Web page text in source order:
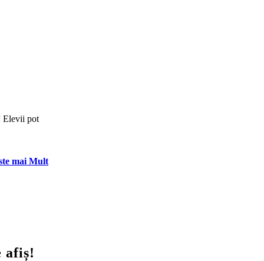
Elevii pot
mai Mult
afiș!